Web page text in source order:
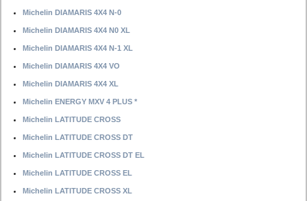
Michelin DIAMARIS 4X4 N-0
Michelin DIAMARIS 4X4 N0 XL
Michelin DIAMARIS 4X4 N-1 XL
Michelin DIAMARIS 4X4 VO
Michelin DIAMARIS 4X4 XL
Michelin ENERGY MXV 4 PLUS *
Michelin LATITUDE CROSS
Michelin LATITUDE CROSS DT
Michelin LATITUDE CROSS DT EL
Michelin LATITUDE CROSS EL
Michelin LATITUDE CROSS XL